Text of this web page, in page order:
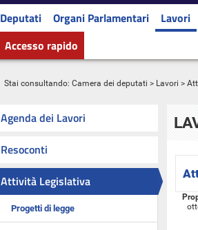
Deputati Organi Parlamentari Lavori
Accesso rapido
Stai consultando: Camera dei deputati > Lavori >
Agenda dei Lavori
Resoconti
Attività Legislativa
Progetti di legge